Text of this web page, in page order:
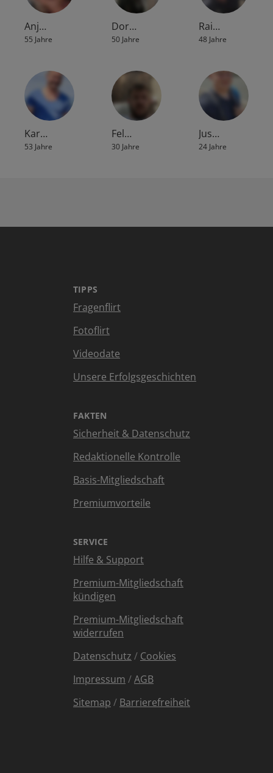
Anj…
55 Jahre
Dor…
50 Jahre
Rai…
48 Jahre
Kar…
53 Jahre
Fel…
30 Jahre
Jus…
24 Jahre
TIPPS
Fragenflirt
Fotoflirt
Videodate
Unsere Erfolgsgeschichten
FAKTEN
Sicherheit & Datenschutz
Redaktionelle Kontrolle
Basis-Mitgliedschaft
Premiumvorteile
SERVICE
Hilfe & Support
Premium-Mitgliedschaft
kündigen
Premium-Mitgliedschaft
widerrufen
Datenschutz / Cookies
Impressum /AGB
Sitemap / Barrierefreiheit